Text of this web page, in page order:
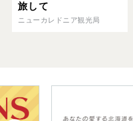
旅して
ニューカレドニア観光局